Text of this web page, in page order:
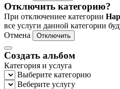
Отключить категорию?
При отключениее категории
все услуги данной категории
Отмена
Отключить
Создать альбом
Категория и услуга
Выберите категорию
Веберите услугу